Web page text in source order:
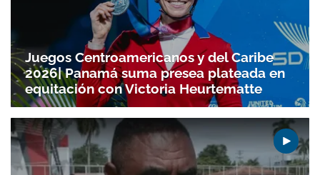
Juegos Centroamericanos y del Caribe
2026| Panamá suma presea plateada en
equitación con Victoria Heurtematte